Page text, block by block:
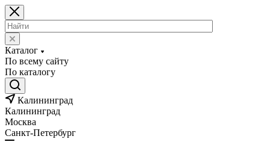
Каталог
По всему сайту
По каталогу
Калининград
Калининград
Москва
Санкт-Петербург